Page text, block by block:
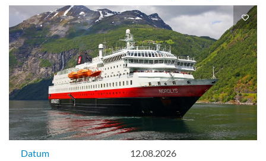
Datum
12.08.2026